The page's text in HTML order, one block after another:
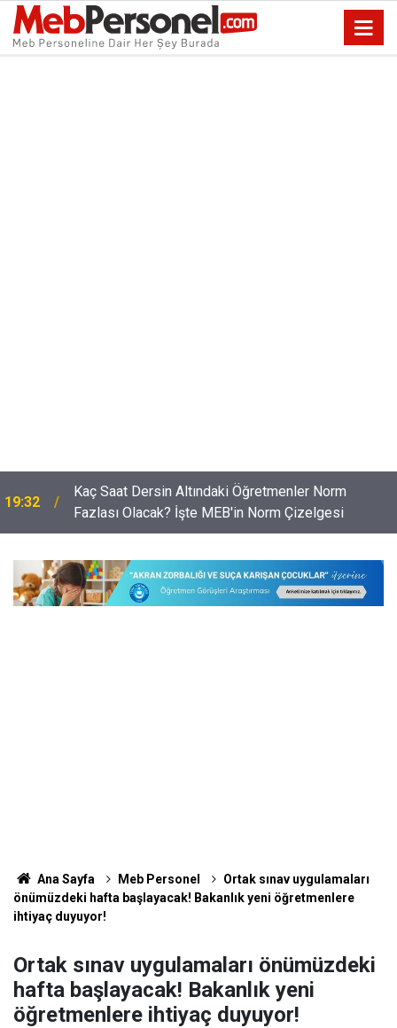
19:32
Kaç Saat Dersin Altındaki Öğretmenler Norm
Fazlası Olacak? İşte MEB'in Norm Çizelgesi
Ana Sayfa Meb Personel
Ortak sınav uygulamaları
önümüzdeki hafta başlayacak! Bakanlık yeni öğretmenlere
ihtiyaç duyuyor!
Ortak sınav uygulamaları önümüzdeki
hafta başlayacak! Bakanlık yeni
öğretmenlere ihtiyaç duyuyor!